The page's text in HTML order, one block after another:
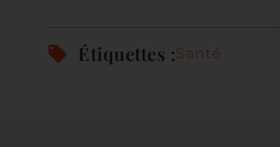
Étiquettes :Santé